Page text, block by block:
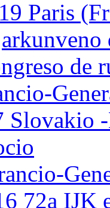
Paris
de
Slovakio
72a IJK